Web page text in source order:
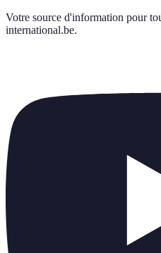
Votre source d'information pour
international.be.